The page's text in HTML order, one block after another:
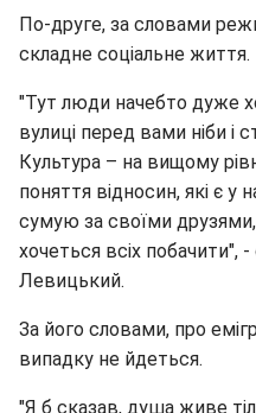
По-друге, за словами
складне соціальне життя.
"Тут люди начебто дуже
вулиці перед вами ніби і
Культура – на вищому
поняття відносин, які є у
сумую за своїми
хочеться всіх
Левицький.
За його словами, про
випадку не йдеться.
"Я б сказав, душа живе